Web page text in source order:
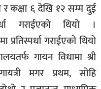
र कक्षा ६ देखि १२ सम्म दुई
गराईएको थियो ।
प्रतिस्पर्धा गराईएको थियो
गायन विधामा श्री
मगर प्रथम, सोहि